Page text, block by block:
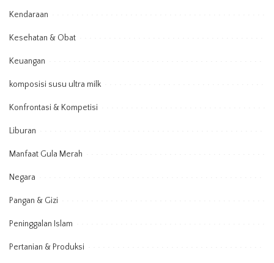
Kendaraan
Kesehatan & Obat
Keuangan
komposisi susu ultra milk
Konfrontasi & Kompetisi
Liburan
Manfaat Gula Merah
Negara
Pangan & Gizi
Peninggalan Islam
Pertanian & Produksi